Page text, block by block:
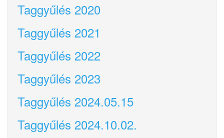
Taggyűlés 2020
Taggyűlés 2021
Taggyűlés 2022
Taggyűlés 2023
Taggyűlés 2024.05.15
Taggyűlés 2024.10.02.